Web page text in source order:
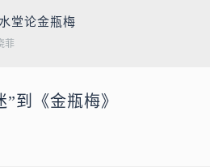
堂论金瓶梅
菲
到《金瓶梅》